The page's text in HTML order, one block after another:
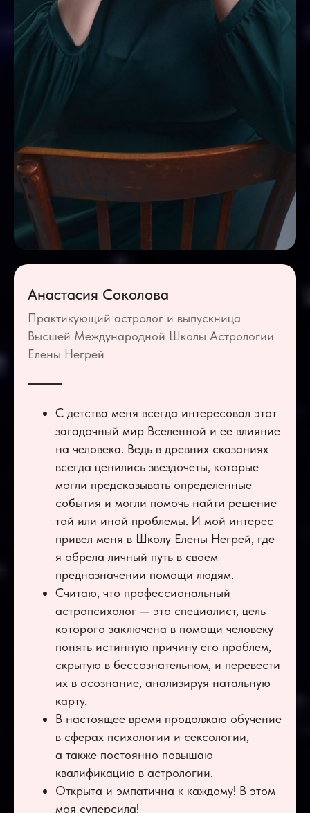
Анастасия Соколова
Практикующий астролог и выпускница
Высшей Международной Школы Астрологии
Елены Негрей
С детства меня всегда интересовал этот
загадочный мир Вселенной и ее влияние
на человека. Ведь в древних сказаниях
всегда ценились звездочеты, которые
могли предсказывать определенные
события и могли помочь найти решение
той или иной проблемы. И мой интерес
привел меня в Школу Елены Негрей, где
я обрела личный путь в своем
предназначении помощи людям.
Считаю, что профессиональный
астропсихолог — это специалист, цель
которого заключена в помощи человеку
понять истинную причину его проблем,
скрытую в бессознательном, и перевести
их в осознание, анализируя натальную
карту.
В настоящее время продолжаю обучение
в сферах психологии и сексологии,
а также постоянно повышаю
квалификацию в астрологии.
Открыта и эмпатична к каждому! В этом
моя суперсила!
Не упустите возможность стать
лучшей версией себя.
Не бойтесь быть счастливым!
На наших курсах и вебинарах вы получите
не только теорию, но и Практические советы,
наглядные примеры и эксклюзивные авторские
знания! Присоединяйтесь к тем, кто уже
трансформацию.